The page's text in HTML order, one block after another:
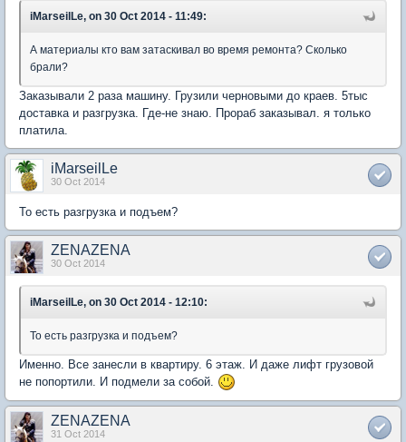
iMarseilLe, on 30 Oct 2014 - 11:49:
А материалы кто вам затаскивал во время ремонта? Сколько
брали?
Заказывали 2 раза машину. Грузили черновыми до краев. 5тыс
доставка и разгрузка. Где-не знаю. Прораб заказывал. я только
платила.
iMarseilLe
30 Oct 2014
То есть разгрузка и подъем?
ZENAZENA
30 Oct 2014
iMarseilLe, on 30 Oct 2014 - 12:10:
То есть разгрузка и подъем?
Именно. Все занесли в квартиру. 6 этаж. И даже лифт грузовой
не попортили. И подмели за собой.
ZENAZENA
31 Oct 2014